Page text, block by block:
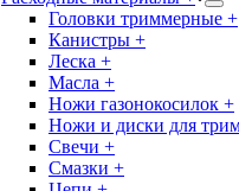
Головки триммерные +
Канистры +
Леска +
Масла +
Ножи газонокосилок +
Ножи и диски для
Свечи +
Смазки +